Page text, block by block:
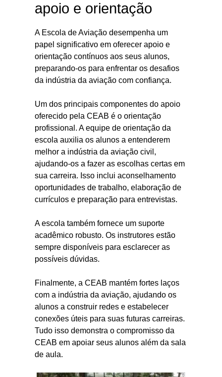
apoio e orientação
A Escola de Aviação desempenha um
papel significativo em oferecer apoio e
orientação contínuos aos seus alunos,
preparando-os para enfrentar os desafios
da indústria da aviação com confiança.
Um dos principais componentes do apoio
oferecido pela CEAB é o orientação
profissional. A equipe de orientação da
escola auxilia os alunos a entenderem
melhor a indústria da aviação civil,
ajudando-os a fazer as escolhas certas em
sua carreira. Isso inclui aconselhamento
oportunidades de trabalho, elaboração de
currículos e preparação para entrevistas.
A escola também fornece um suporte
acadêmico robusto. Os instrutores estão
sempre disponíveis para esclarecer as
possíveis dúvidas.
Finalmente, a CEAB mantém fortes laços
com a indústria da aviação, ajudando os
alunos a construir redes e estabelecer
conexões úteis para suas futuras carreiras.
Tudo isso demonstra o compromisso da
CEAB em apoiar seus alunos além da sala
de aula.